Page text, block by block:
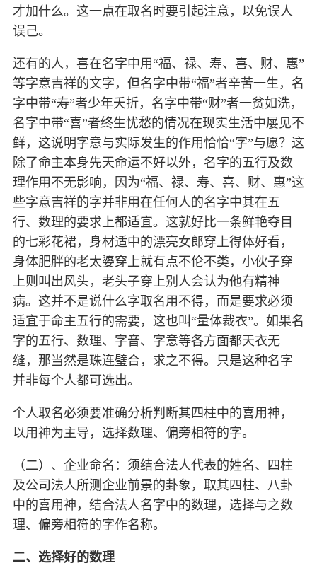
才加什么。这一点在取名时要引起注意，以免误人
误己。
还有的人，喜在名字中用“福、禄、寿、喜、财、惠”
等字意吉祥的文字，但名字中带“福”者辛苦一生，名
字中带“寿”者少年夭折，名字中带“财”者一贫如洗，
名字中带“喜”者终生忧愁的情况在现实生活中屡见不
鲜，这说明字意与实际发生的作用恰恰“字”与愿？这
除了命主本身先天命运不好以外，名字的五行及数
理作用不无影响，因为“福、禄、寿、喜、财、惠”这
些字意吉祥的字并非用在任何人的名字中其在五
行、数理的要求上都适宜。这就好比一条鲜艳夺目
的七彩花裙，身材适中的漂亮女郎穿上得体好看，
身体肥胖的老太婆穿上就有点不伦不类，小伙子穿
上则叫出风头，老头子穿上别人会认为他有精神
病。这并不是说什么字取名用不得，而是要求必须
适宜于命主五行的需要，这也叫“量体裁衣”。如果名
字的五行、数理、字音、字意等各方面都天衣无
缝，那当然是珠连璧合，求之不得。只是这种名字
并非每个人都可选出。
个人取名必须要准确分析判断其四柱中的喜用神，
以用神为主导，选择数理、偏旁相符的字。
（二）、企业命名：须结合法人代表的姓名、四柱
及公司法人所测企业前景的卦象，取其四柱、八卦
中的喜用神，结合法人名字中的数理，选择与之数
理、偏旁相符的字作名称。
二、选择好的数理